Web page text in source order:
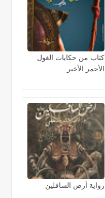
كتاب من حكايات الغول
الأحمر الأخير
رواية أرض السافلين